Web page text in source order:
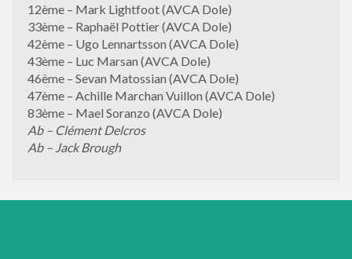
12ème – Mark Lightfoot (AVCA Dole)
33ème – Raphaël Pottier (AVCA Dole)
42ème – Ugo Lennartsson (AVCA Dole)
43ème – Luc Marsan (AVCA Dole)
46ème – Sevan Matossian (AVCA Dole)
47ème – Achille Marchan Vuillon (AVCA Dole)
83ème – Mael Soranzo (AVCA Dole)
Ab – Clément Delcros
Ab – Jack Brough